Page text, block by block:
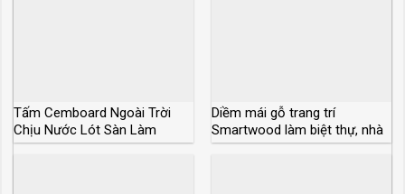
Tấm Cemboard Ngoài Trời
Chịu Nước Lót Sàn Làm
Tường Vách
Diềm mái gỗ trang trí
Smartwood làm biệt thự, nhà
vườn